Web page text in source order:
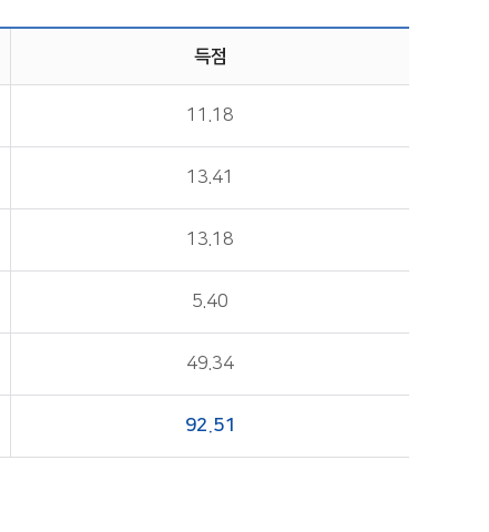
득점
11.18
13.41
13.18
5.40
49.34
92.51